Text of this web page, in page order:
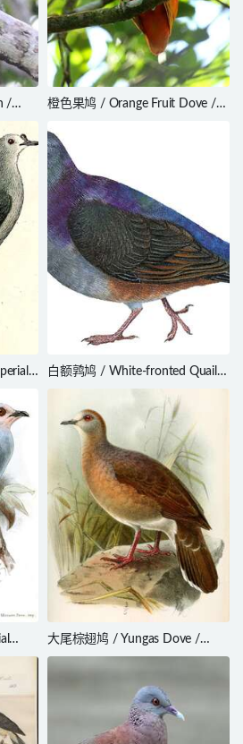
/
橙色果鸠 / Orange Fruit Dove /
白额鹑鸠 / White-fronted Quail-
Dove / Geotrygon leucometopia
大尾棕翅鸠 / Yungas Dove /
Leptotila megalura